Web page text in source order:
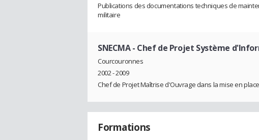
Publications des documentations techniques de
militaire
SNECMA- Chef de Projet Système
Courcouronnes
2002 - 2009
Chef de Projet Maîtrise d'Ouvrage dans la mise en
Formations